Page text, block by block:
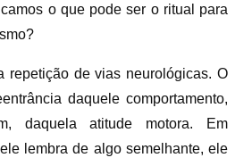
o que pode ser o ritual para
repetição de vias neurológicas. O
daquele comportamento,
daquela atitude motora. Em
lembra de algo semelhante, ele